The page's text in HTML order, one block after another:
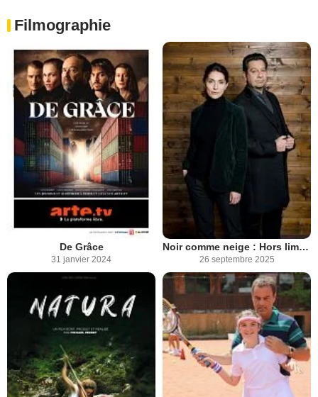
Filmographie
De Grâce
31 janvier 2024
Noir comme neige : Hors limites
26 septembre 2025